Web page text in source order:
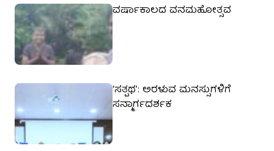
ವರ್ಷಾಕಾಲದ ವನಮಹೋತ್ಸವ
‘ಸತ್ಪಥ’: ಅರಳುವ ಮನಸ್ಸುಗಳಿಗೆ
ಸನ್ಮಾರ್ಗದರ್ಶಕ